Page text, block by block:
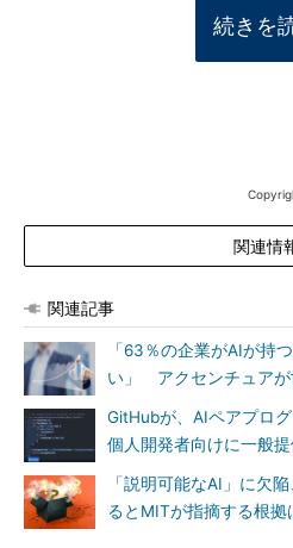
続きを
関連情
関連記事
「63％の企業がAIが持
い」 アクセンチュアが
GitHubが、AIペアプロ
個人開発者向けに一般
「説明可能なAI」に欠
るとMITが指摘する根拠